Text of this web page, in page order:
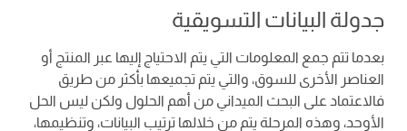
جدولة البيانات التسويقية
بعدما تتم جمع المعلومات التي يتم الاحتياج إليها عبر المنتج أو
العناصر الأخرى للسوق، والتي يتم تجميعها بأكثر من طريق
فالاعتماد على البحث الميداني من أهم الحلول ولكن ليس الحل
الأوحد، وهذه المرحلة يتم من خلالها ترتيب البيانات، وتنظيمها،